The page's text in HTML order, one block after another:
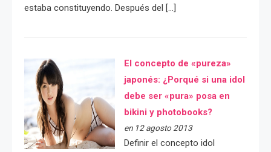
estaba constituyendo. Después del […]
El concepto de «pureza»
japonés: ¿Porqué si una idol
debe ser «pura» posa en
bikini y photobooks?
en 12 agosto 2013
Definir el concepto idol